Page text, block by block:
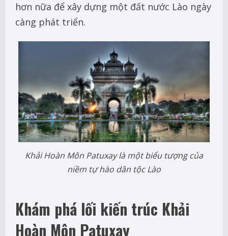
hơn nữa để xây dựng một đất nước Lào ngày
càng phát triển.
Khải Hoàn Môn Patuxay là một biểu tượng của
niềm tự hào dân tộc Lào
Khám phá lối kiến trúc Khải
Hoàn Môn Patuxay